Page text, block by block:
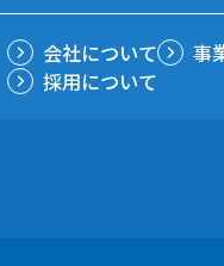
会社について 事
採用について